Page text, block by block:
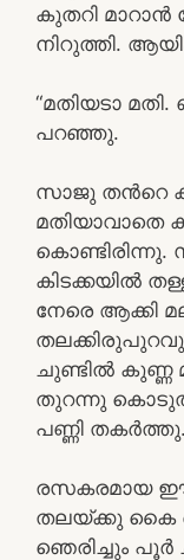
കുതറി മാറാൻ
നിറുത്തി.
“മതിയടാ
പറഞ്ഞു.
സാജു തൻറെ
മതിയാവാതെ
കൊണ്ടിരിന്നു.
കിടക്കയിൽ
നേരെ ആക്കി
ചുണ്ടിൽ കുണ്ണ
തുറന്നു
പണ്ണി തകർത്തു.
രസകരമായ
തലയ്ക്കു കൈ
ഞെരിച്ചും